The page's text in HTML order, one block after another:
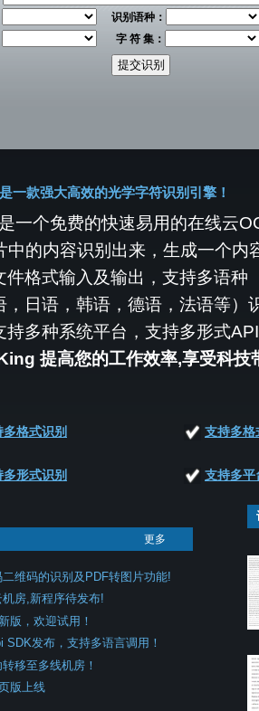
识别语种：
字 符 集：
提交识别
是一款强大高效的光学字符识别引擎！
一个免费的快速易用的在线云
中的内容识别出来，生成一个内
件格式输入及输出，支持多语种
，日语，韩语，德语，法语等）
持多种系统平台，支持多形式
提高您的工作效率,享受科技
多格式识别 支持多格
多形式识别 支持多平
更多
维码的识别及PDF转图片功能!
房,新程序待发布!
版，欢迎试用！
SDK发布，支持多语言调用！
移至多线机房！
版上线